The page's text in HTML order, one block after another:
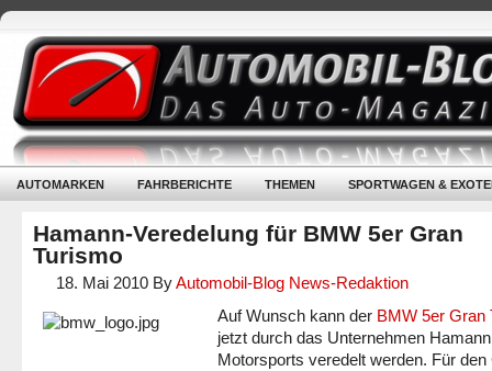
AUTOMARKEN FAHRBERICHTE THEMEN SPORTWAGEN &
Hamann-Veredelung für BMW 5er Gran
Turismo
18. Mai 2010 ByAutomobil-Blog News-Redaktion
Auf Wunsch kann der BMW 5er Gran
jetzt durch das Unternehmen Hamann
Motorsports veredelt werden. Für den